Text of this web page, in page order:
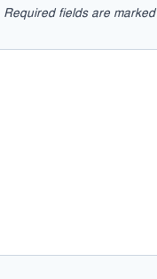
Required fields are marked